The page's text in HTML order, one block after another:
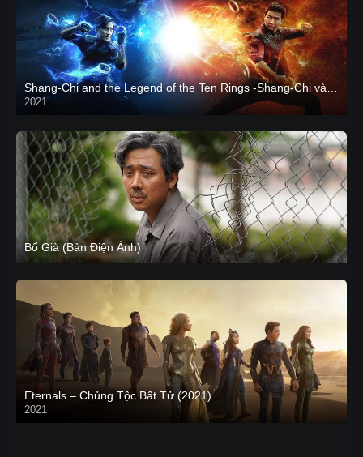
2021
CAM
Bố Già (Bản Điện Ảnh)
Eternals – Chủng Tộc Bất Tử (2021)
2021
Trailer